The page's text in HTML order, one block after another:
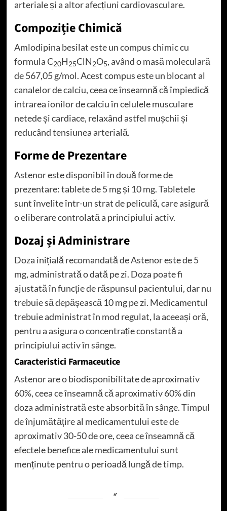
arteriale și a altor afecțiuni cardiovasculare.
Compoziție Chimică
Amlodipina besilat este un compus chimic cu
formula C20H25ClN2O5, având o masă moleculară
de 567,05 g/mol. Acest compus este un blocant al
canalelor de calciu, ceea ce înseamnă că împiedică
intrarea ionilor de calciu în celulele musculare
netede și cardiace, relaxând astfel mușchii și
reducând tensiunea arterială.
Forme de Prezentare
Astenor este disponibil în două forme de
prezentare: tablete de 5 mg și 10 mg. Tabletele
sunt învelite într-un strat de peliculă, care asigură
o eliberare controlată a principiului activ.
Dozaj și Administrare
Doza inițială recomandată de Astenor este de 5
mg, administrată o dată pe zi. Doza poate fi
ajustată în funcție de răspunsul pacientului, dar nu
trebuie să depășească 10 mg pe zi. Medicamentul
trebuie administrat în mod regulat, la aceeași oră,
pentru a asigura o concentrație constantă a
principiului activ în sânge.
Caracteristici Farmaceutice
Astenor are o biodisponibilitate de aproximativ
60%, ceea ce înseamnă că aproximativ 60% din
doza administrată este absorbită în sânge. Timpul
de înjumătățire al medicamentului este de
aproximativ 30-50 de ore, ceea ce înseamnă că
efectele benefice ale medicamentului sunt
menținute pentru o perioadă lungă de timp.